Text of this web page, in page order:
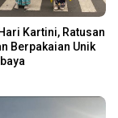
Kartini, Ratusan
Berpakaian Unik